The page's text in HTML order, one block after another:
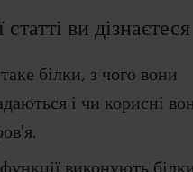
статті ви дізнаєтеся
білки, з чого вони
і чи корисні
виконують